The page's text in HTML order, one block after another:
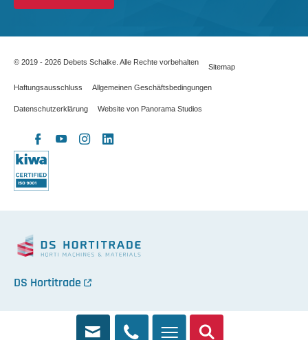
© 2019 - 2026 Debets Schalke. Alle Rechte vorbehalten
Sitemap
Haftungsausschluss Allgemeinen Geschäftsbedingungen
Datenschutzerklärung Website von Panorama Studios
Facebook
YouTubeInstagramLinkedIn
DS Hortitrade